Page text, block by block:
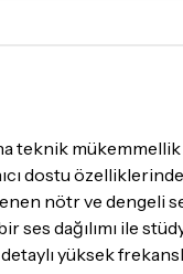
ürünlerin tamamı
garantisi ile
içintıklayınız
mükemmellik
dostu
nötr ve dengeli
dağılımı ile
yüksek